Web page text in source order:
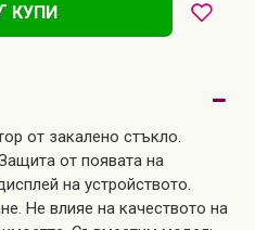
КУПИ
от закалено стъкло.
от появата на
на устройството.
Не влияе на качеството на